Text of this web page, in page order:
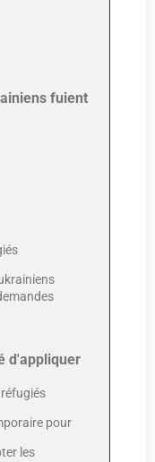
fuient
d'appliquer
pour
les